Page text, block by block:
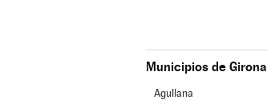
Municipios de Girona
Agullana